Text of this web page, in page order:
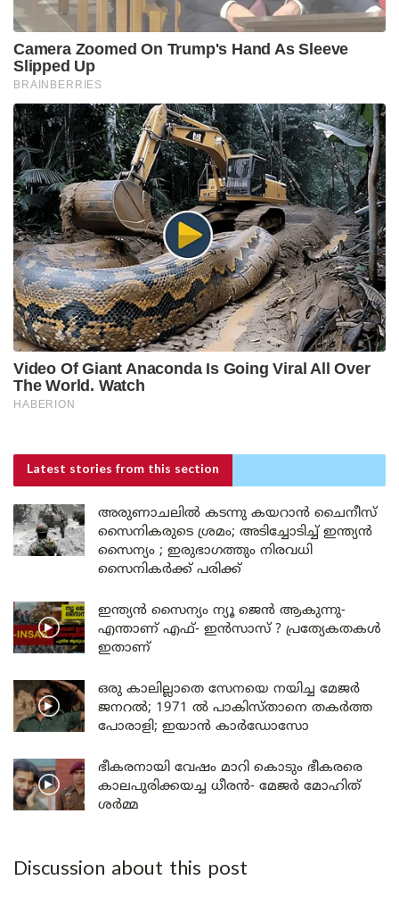
Latest stories from this section
അരുണാചലിൽ കടന്നു കയറാൻ ചൈനീസ്
സൈനികരുടെ ശ്രമം; അടിച്ചോടിച്ച് ഇന്ത്യൻ
സൈന്യം ; ഇരുഭാഗത്തും നിരവധി
സൈനികർക്ക് പരിക്ക്
ഇന്ത്യൻ സൈന്യം ന്യൂ ജെൻ ആകുന്നു-
എന്താണ് എഫ്- ഇൻസാസ് ? പ്രത്യേകതകൾ
ഇതാണ്
ഒരു കാലില്ലാതെ സേനയെ നയിച്ച മേജർ
ജനറൽ; 1971 ൽ പാകിസ്താനെ തകർത്ത
പോരാളി; ഇയാൻ കാർഡോസോ
ഭീകരനായി വേഷം മാറി കൊടും ഭീകരരെ
കാലപുരിക്കയച്ച ധീരൻ- മേജർ മോഹിത്
ശർമ്മ
Discussion about this post